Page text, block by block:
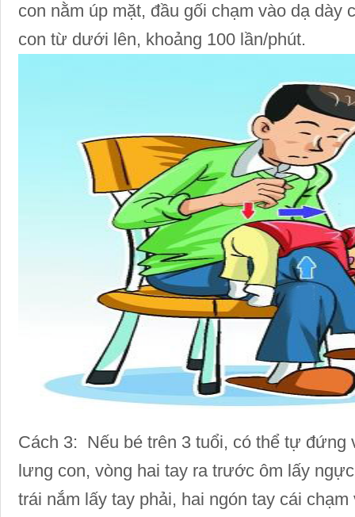
con nằm úp mặt, đầu gối chạm vào dạ dày
con từ dưới lên, khoảng 100 lần/phút.
Cách 3: Nếu bé trên 3 tuổi, có thể tự đứng
lưng con, vòng hai tay ra trước ôm lấy
trái nắm lấy tay phải, hai ngón tay cái